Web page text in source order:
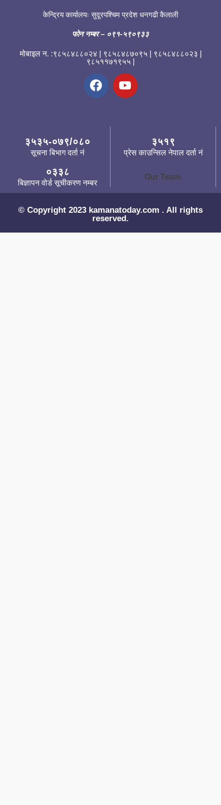
केन्द्रिय कार्यालयः सुदूरपश्चिम प्रदेश धनगढी कैलाली
फोन नम्बर– ०९१-५९०९३३
मोबाइल न. :९८५८४८८०२४ | ९८५८४८७०९५ | ९८५८४८८०२३ |
९८५११७१९५५ |
३५३५-०७९/०८०
सूचना बिभाग दर्ता नं
३५१९
प्रेस काउन्सिल नेपाल दर्ता नं
०३३८
बिज्ञापन वोर्ड सूचीकरण नम्बर
Our Team
© Copyright 2023 kamanatoday.com . All rights
reserved.